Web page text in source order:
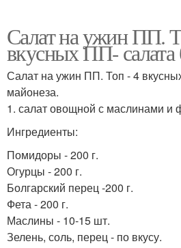
Салат на ужин ПП.
вкусных ПП- салата
Салат на ужин ПП. Топ - 4
майонеза.
1. салат овощной с маслинами и
Ингредиенты:
Помидоры - 200 г.
Огурцы - 200 г.
Болгарский перец -200 г.
Фета - 200 г.
Маслины - 10-15 шт.
Зелень, соль, перец - по вкусу.